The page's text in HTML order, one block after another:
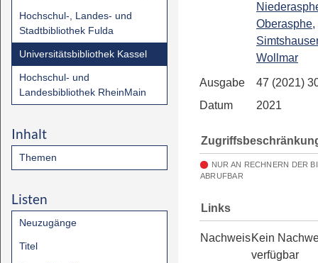
Hochschul-, Landes- und
Stadtbibliothek Fulda
Universitätsbibliothek Kassel
Hochschul- und
Landesbibliothek RheinMain
Inhalt
Themen
Listen
Neuzugänge
Titel
Oberasphe,
Wollmar
Ausgabe
47 (2021)
Datum
2021
NUR AN RECHNERN DER
ABRUFBAR
Links
NachweisKein
verfügbar